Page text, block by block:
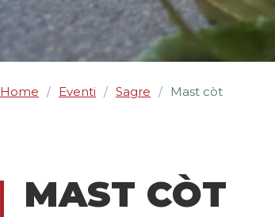
Home / Eventi / Sagre / Mast còt
MAST CÒT